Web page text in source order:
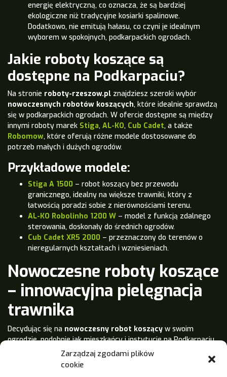
Zarządzaj zgodami plików
cookie
energię elektryczną, co oznacza, że są bardziej
ekologiczne niż tradycyjne kosiarki spalinowe.
Dodatkowo, nie emitują hałasu, co czyni je idealnym
wyborem w spokojnych, podkarpackich ogrodach.
Jakie roboty koszące są
dostępne na Podkarpaciu?
Na stronie roboty-rzeszow.pl znajdziesz szeroki wybór
nowoczesnych robotów koszących, które idealnie sprawdzą
się w podkarpackich ogrodach. W ofercie dostępne są między
innymi roboty marek Stiga, AL-KO, Cub Cadet, a także
Robomow, które oferują różne modele dostosowane do
potrzeb małych i dużych ogrodów.
Przykładowe modele:
Stiga A 1500 – robot koszący bez przewodu
granicznego, idealny na większe trawniki, który z
łatwością poradzi sobie z nierównościami terenu.
AL-KO Robolinho 1200 W – model z funkcją zdalnego
sterowania, doskonały do średnich ogrodów.
Cub Cadet XR5 2000 – przeznaczony do terenów o
nieregularnych kształtach i wzniesieniach.
Nowoczesne roboty koszące
– innowacyjna pielęgnacja
trawnika
Decydując się na nowoczesny robot koszący w swoim
ogrodzie, podobnie jak mieszkańcy i instytucje na Podkarpaciu,
inwestujesz w wygodę, oszczędność czasu, a także doskonały
wygląd trawnika przez cały sezon. Dzięki nowoczesnym